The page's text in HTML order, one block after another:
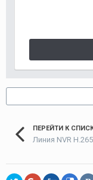
ПЕРЕЙТИ К
Линия NVR H.265